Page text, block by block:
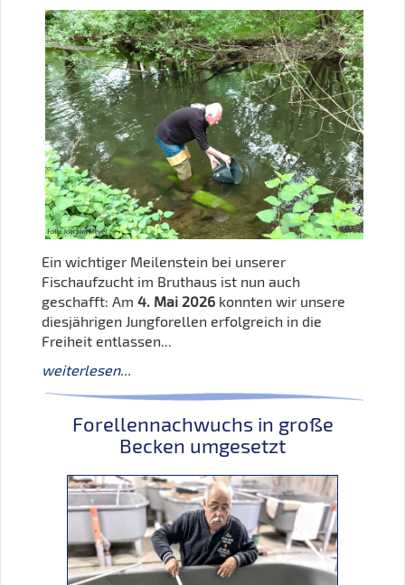
Ein wichtiger Meilenstein bei unserer
Fischaufzucht im Bruthaus ist nun auch
geschafft: Am 4. Mai 2026 konnten wir unsere
diesjährigen Jungforellen erfolgreich in die
Freiheit entlassen...
weiterlesen...
Forellennachwuchs in große
Becken umgesetzt